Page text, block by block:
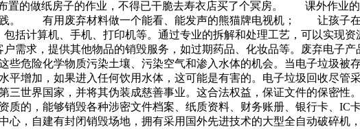
的做纸房子的作业，不得已干脆去寿衣店买了个冥房。 课外作业的
践。 有用废弃材料做一个能看、能发声的熊猫牌电视机； 让孩子
括计算机、手机、打印机等。通过专业的拆解和处理工艺，可以实现
需求，提供其他物品的销毁服务，如过期药品、化妆品等。废弃电子
危险化学物质污染土壤、污染空气和渗入水体的机会。当电子垃圾被
增加，如果进入任何饮用水体，这可能是有害的。电子垃圾回收尽管
世界国家，并将其伪装成慈善事业。这合法权益，保证文件的保密性
的，能够销毁各种涉密文件档案、纸质资料、财务账册、银行卡、IC
，自建有封闭销毁场地，拥有采用国外先进技术的大型全自动破碎机